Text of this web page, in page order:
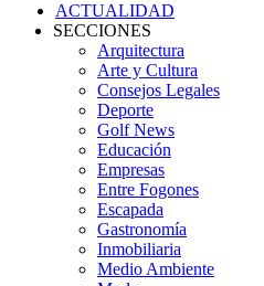
ACTUALIDAD
SECCIONES
Arquitectura
Arte y Cultura
Consejos Legales
Deporte
Golf News
Educación
Empresas
Entre Fogones
Escapada
Gastronomía
Inmobiliaria
Medio Ambiente